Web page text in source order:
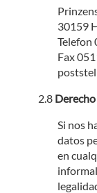
30159
Telefon
Fax
Si nos
datos
en